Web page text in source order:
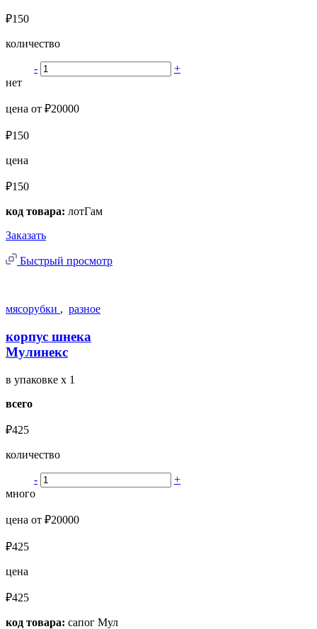
₽150
количество
-
+
нет
цена от ₽20000
₽150
цена
₽150
код товара: лотГам
Заказать
Быстрый просмотр
мясорубки , разное
корпус шнека
Мулинекс
в упаковке x 1
всего
₽425
количество
-
+
много
цена от ₽20000
₽425
цена
₽425
код товара: сапог Мул